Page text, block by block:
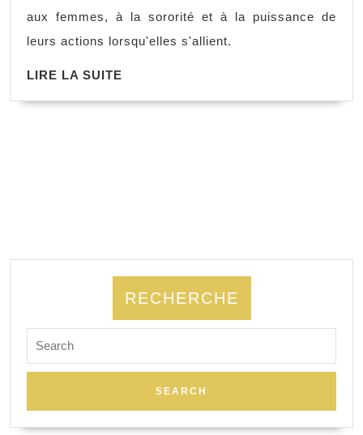
aux femmes, à la sororité et à la puissance de
leurs actions lorsqu'elles s'allient.
LIRE LA SUITE
RECHERCHE